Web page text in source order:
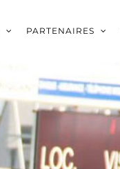
PARTENAIRES